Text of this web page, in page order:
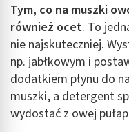
Tym, co na muszki
również ocet. To
nie najskuteczniej.
np. jabłkowym i
dodatkiem płynu do
muszki, a detergent
wydostać z owej
Identyfikowanie
aktywnie żądanych
Cele przetwarzania inne niż
Niezbędne
Wydajność
Reklama / śledzenie